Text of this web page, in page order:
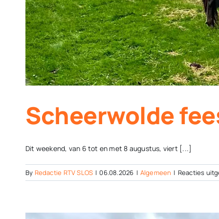
Scheerwolde
Dit weekend, van 6 tot en met 8 augustus, viert [...]
By Redactie RTV SLOS | 06.08.2026 | Algemeen | Reacties